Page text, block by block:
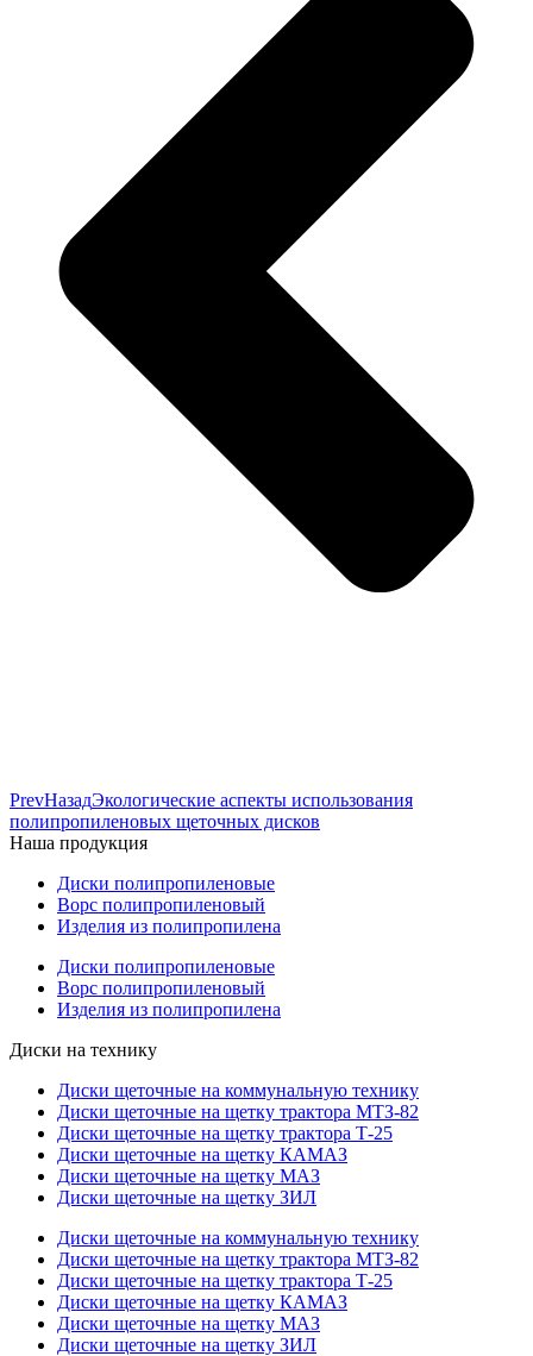
PrevНазадЭкологические аспекты использования
полипропиленовых щеточных дисков
Наша продукция
Диски полипропиленовые
Ворс полипропиленовый
Изделия из полипропилена
Диски полипропиленовые
Ворс полипропиленовый
Изделия из полипропилена
Диски на технику
Диски щеточные на коммунальную технику
Диски щеточные на щетку трактора МТЗ-82
Диски щеточные на щетку трактора Т-25
Диски щеточные на щетку КАМАЗ
Диски щеточные на щетку МАЗ
Диски щеточные на щетку ЗИЛ
Диски щеточные на коммунальную технику
Диски щеточные на щетку трактора МТЗ-82
Диски щеточные на щетку трактора Т-25
Диски щеточные на щетку КАМАЗ
Диски щеточные на щетку МАЗ
Диски щеточные на щетку ЗИЛ